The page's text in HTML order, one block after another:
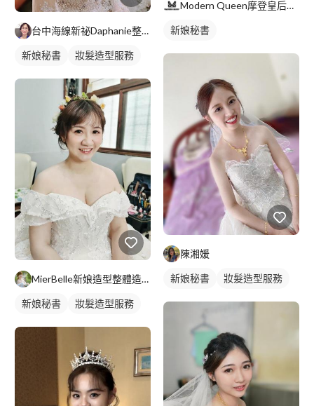
台中海線新祕Daphanie整體彩妝造型師
新娘秘書 妝髮造型服務
MierBelle新娘造型整體造型工作室
新娘秘書 妝髮造型服務
Modern Queen摩登皇后婚紗工作室
新娘秘書
陳湘媛
新娘秘書 妝髮造型服務